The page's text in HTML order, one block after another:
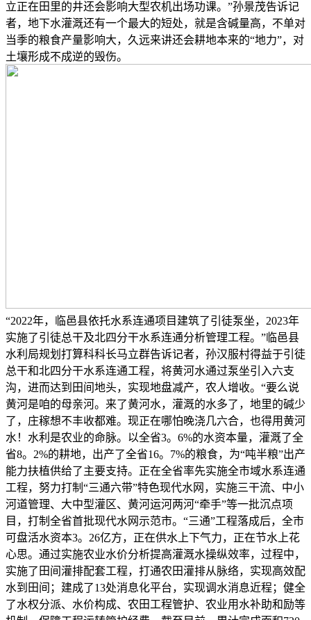
立正在田里的井还会影响大型农机出场功课。”孙景茂告诉记
者，地下水灌溉还有一个最大的短处，就是含碱量高，不单对
当季的粮食产量影响大，久远来讲还会耕地本来的“地力”，对
土壤形成不成逆的毁伤。
“2022年，临邑县依托水系连通项目建筑了引徒泵坐，2023年
实施了引徒总干及北四分干水系连通分析管理工程。”临邑县
水利局规划打算科科长马立群告诉记者，孙汉服村得益于引徒
总干和北四分干水系连通工程，将黄河水通过泵坐引入六支
沟，进而达到田间地头，实现地盘减产，农人增收。“要么说
黄河是咱的母亲河。来了黄河水，灌溉的水多了，地里的碱少
了，庄稼想不丰收都难。现正在哪怕晚浇几六合，也得用黄河
水！水利是农业的命脉。以全省3。6%的水资本量，灌溉了全
省8。2%的耕地，出产了全省16。7%的粮食，为“吨半粮”出产
能力扶植供给了主要支持。正在全省率先实施全市域水系连通
工程，努力打制“三通六带”特色现代水网，实施三干流、中小
河道管理、大中型灌区、黄河运河两河“牵手”等一批沉点项
目，打制全省首批现代水网示范市。“三通”工程落成后，全市
可盘活水资本3。26亿方，正在供水上下气力，正在节水上花
心思。通过实施农业水价分析提高灌溉水操纵效率，过程中，
实施了田间灌排配套工程，打通农田灌排从脉络，实现高效配
水到田间；建成了13处消息化平台，实现调水消息近程；健全
了水权分派、水价构成、农田工程管护、农业用水补助和励等